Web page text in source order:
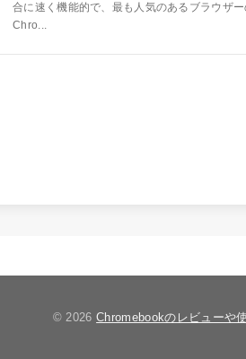
合に速く機能的で、最も人気のあるブラウザー
Chro...
© 2026Chromebookのレビューや